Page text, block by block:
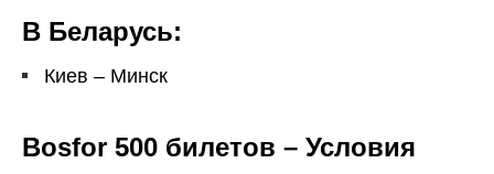
В Беларусь:
Киев – Минск
Bosfor 500 билетов – Условия